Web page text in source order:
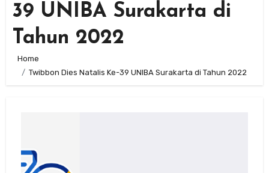
39 UNIBA Surakarta di
Tahun 2022
Home
Twibbon Dies Natalis Ke-39 UNIBA Surakarta di Tahun 2022